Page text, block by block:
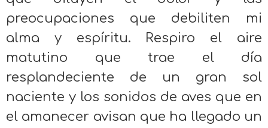
preocupaciones que debiliten mi
alma y espíritu. Respiro el aire
matutino que trae el día
resplandeciente de un gran sol
naciente y los sonidos de aves que en
el amanecer avisan que ha llegado un